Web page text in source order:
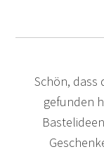
Schön, dass
gefunden